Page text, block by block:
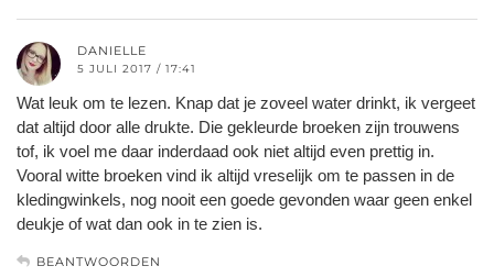
DANIELLE
5 JULI 2017 / 17:41
Wat leuk om te lezen. Knap dat je zoveel water drinkt, ik vergeet
dat altijd door alle drukte. Die gekleurde broeken zijn trouwens
tof, ik voel me daar inderdaad ook niet altijd even prettig in.
Vooral witte broeken vind ik altijd vreselijk om te passen in de
kledingwinkels, nog nooit een goede gevonden waar geen enkel
deukje of wat dan ook in te zien is.
BEANTWOORDEN